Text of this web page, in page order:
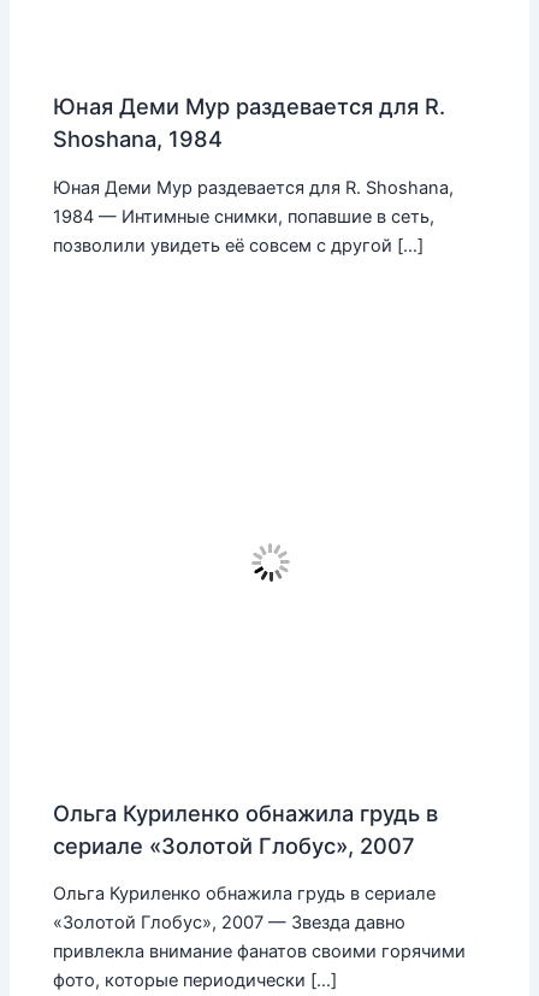
Юная Деми Мур раздевается для R.
Shoshana, 1984
Юная Деми Мур раздевается для R. Shoshana,
1984 — Интимные снимки, попавшие в сеть,
позволили увидеть её совсем с другой […]
Ольга Куриленко обнажила грудь в
сериале «Золотой Глобус», 2007
Ольга Куриленко обнажила грудь в сериале
«Золотой Глобус», 2007 — Звезда давно
привлекла внимание фанатов своими горячими
фото, которые периодически […]